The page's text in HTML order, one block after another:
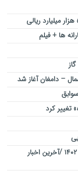
ها + فیلم
– دامغان آغاز شد
کرد
تاریخ واریز مستمری بهزیستی بانک رفاه بهمن ماه ۱۴۰۲ /آخرین اخبار